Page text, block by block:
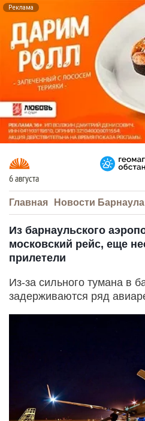
Реклама
6 августа
Главная Новости Барнаула
Из барнаульского
московский рейс, еще
прилетели
Из-за сильного тумана в
задерживаются ряд